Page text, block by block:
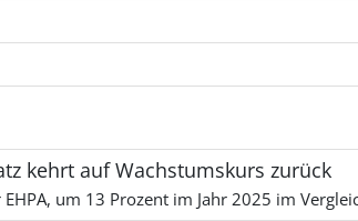
kehrt auf Wachstumskurs zurück
um 13 Prozent im Jahr 2025 im